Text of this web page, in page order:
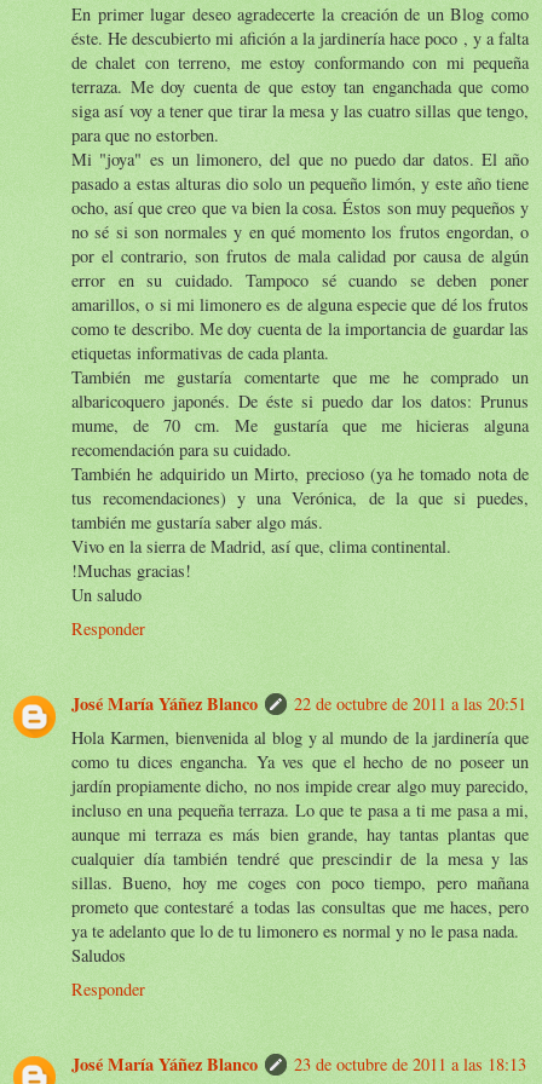
En primer lugar deseo agradecerte la creación de un Blog como
éste. He descubierto mi afición a la jardinería hace poco , y a falta
de chalet con terreno, me estoy conformando con mi pequeña
terraza. Me doy cuenta de que estoy tan enganchada que como
siga así voy a tener que tirar la mesa y las cuatro sillas que tengo,
para que no estorben.
Mi "joya" es un limonero, del que no puedo dar datos. El año
pasado a estas alturas dio solo un pequeño limón, y este año tiene
ocho, así que creo que va bien la cosa. Éstos son muy pequeños y
no sé si son normales y en qué momento los frutos engordan, o
por el contrario, son frutos de mala calidad por causa de algún
error en su cuidado. Tampoco sé cuando se deben poner
amarillos, o si mi limonero es de alguna especie que dé los frutos
como te describo. Me doy cuenta de la importancia de guardar las
etiquetas informativas de cada planta.
También me gustaría comentarte que me he comprado un
albaricoquero japonés. De éste si puedo dar los datos: Prunus
mume, de 70 cm. Me gustaría que me hicieras alguna
recomendación para su cuidado.
También he adquirido un Mirto, precioso (ya he tomado nota de
tus recomendaciones) y una Verónica, de la que si puedes,
también me gustaría saber algo más.
Vivo en la sierra de Madrid, así que, clima continental.
!Muchas gracias!
Un saludo
Responder
José María Yáñez Blanco
22 de octubre de 2011 a las 20:51
Hola Karmen, bienvenida al blog y al mundo de la jardinería que
como tu dices engancha. Ya ves que el hecho de no poseer un
jardín propiamente dicho, no nos impide crear algo muy parecido,
incluso en una pequeña terraza. Lo que te pasa a ti me pasa a mi,
aunque mi terraza es más bien grande, hay tantas plantas que
cualquier día también tendré que prescindir de la mesa y las
sillas. Bueno, hoy me coges con poco tiempo, pero mañana
prometo que contestaré a todas las consultas que me haces, pero
ya te adelanto que lo de tu limonero es normal y no le pasa nada.
Saludos
Responder
José María Yáñez Blanco
23 de octubre de 2011 a las 18:13